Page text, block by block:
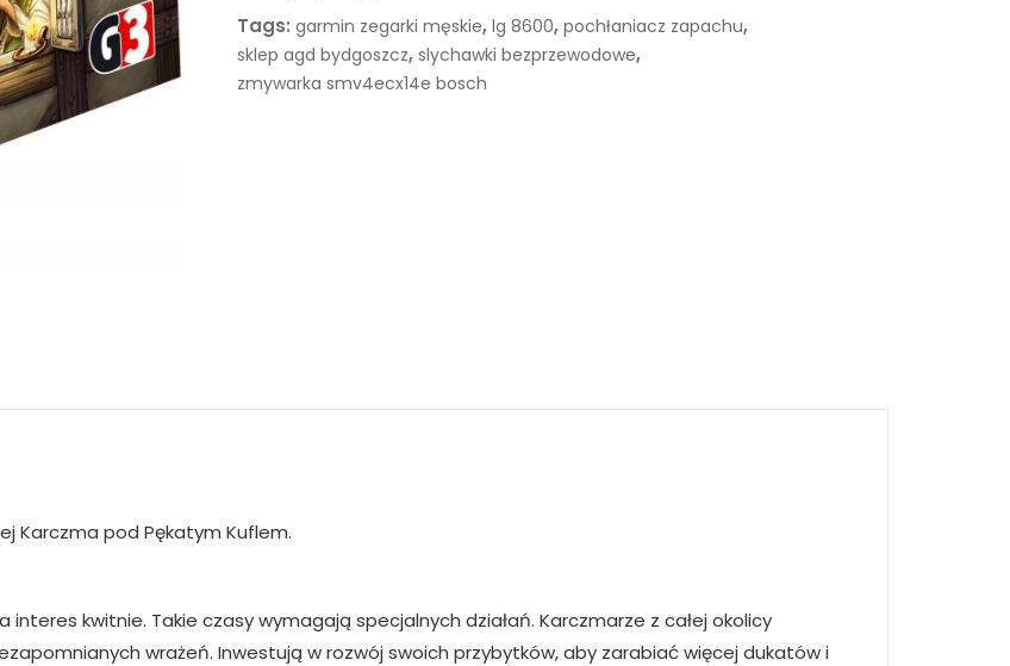
Tags: garmin zegarki męskie, lg 8600, pochłaniacz zapachu,
sklep agd bydgoszcz, slychawki bezprzewodowe,
zmywarka smv4ecx14e bosch
Karczma pod Pękatym Kuflem.
kwitnie. Takie czasy wymagają specjalnych działań. Karczmarze z całej okolicy
wrażeń. Inwestują w rozwój swoich przybytków, aby zarabiać więcej dukatów i